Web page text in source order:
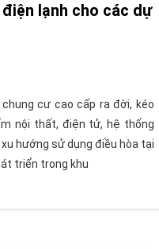
lạnh cho các dự
cư cao cấp ra đời, kéo
nội thất, điện tử, hệ thống
hướng sử dụng điều hòa tại
triển trong khu